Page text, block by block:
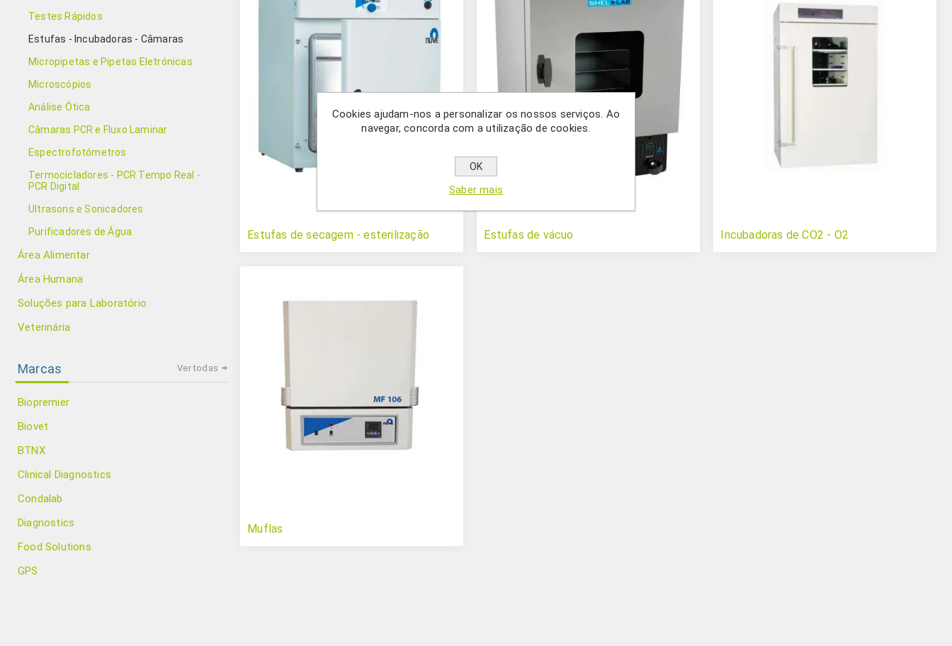
Estufas de secagem - esterilização Estufas de vácuo Incubadoras de CO2 - O2
Muflas
Testes Rápidos
Estufas - Incubadoras - Câmaras
Micropipetas e Pipetas Eletrónicas
Microscópios
Análise Ótica
Câmaras PCR e Fluxo Laminar
Espectrofotómetros
Termocicladores - PCR Tempo Real -
PCR Digital
Ultrasons e Sonicadores
Purificadores de Água
Área Alimentar
Área Humana
Soluções para Laboratório
Veterinária
Marcas
Biopremier
Biovet
BTNX
Clinical Diagnostics
Condalab
Diagnostics
Food Solutions
GPS
Ver todas
Cookies ajudam-nos a personalizar os nossos serviços. Ao
navegar, concorda com a utilização de cookies.
OK
Saber mais